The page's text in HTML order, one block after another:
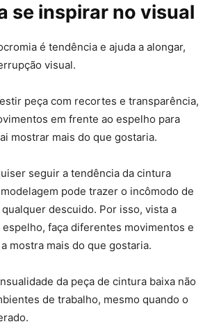
se inspirar no visual
é tendência e ajuda a alongar,
visual.
peça com recortes e transparência,
em frente ao espelho para
mostrar mais do que gostaria.
seguir a tendência da cintura
pode trazer o incômodo de
qualquer descuido. Por isso, vista a
faça diferentes movimentos e
mostra mais do que gostaria.
da peça de cintura baixa não
de trabalho, mesmo quando o